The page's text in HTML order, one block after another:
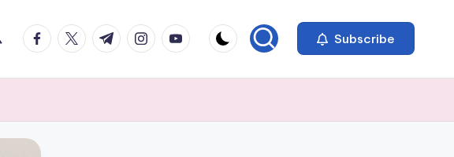
facebook.com
twitter.com
t.me instagram.com
youtube.com Subscribe